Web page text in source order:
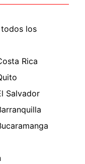
los
Rica
Salvador